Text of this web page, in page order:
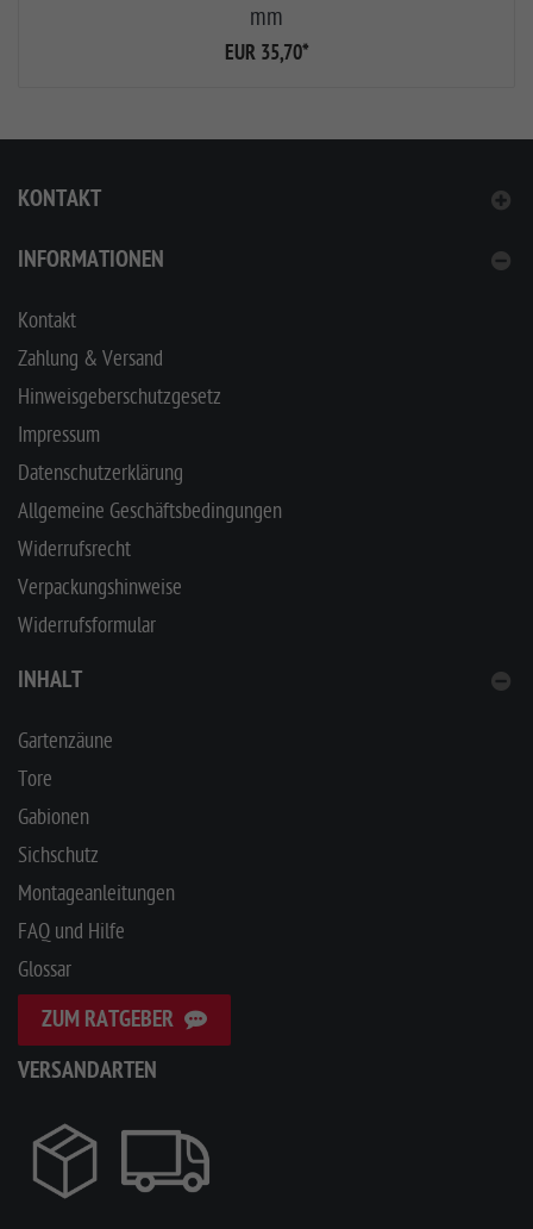
mm
EUR 35,70*
KONTAKT
INFORMATIONEN
Kontakt
Zahlung & Versand
Hinweisgeberschutzgesetz
Impressum
Datenschutzerklärung
Allgemeine Geschäftsbedingungen
Widerrufsrecht
Verpackungshinweise
Widerrufsformular
INHALT
Gartenzäune
Tore
Gabionen
Sichschutz
Montageanleitungen
FAQ und Hilfe
Glossar
ZUM RATGEBER
VERSANDARTEN